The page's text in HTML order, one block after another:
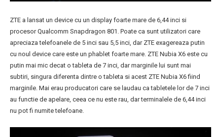
ZTE a lansat un device cu un display foarte mare de 6,44 inci si
procesor Qualcomm Snapdragon 801. Poate ca sunt utilizatori care
apreciaza telefoanele de 5 inci sau 5,5 inci, dar ZTE exagereaza putin
cu noul device care este un phablet foarte mare. ZTE Nubia X6 este cu
putin mai mic decat o tableta de 7 inci, dar marginile lui sunt mai
subtiri, singura diferenta dintre o tableta si acest ZTE Nubia X6 fiind
marginile. Mai erau producatori care se laudau ca tabletele lor de 7 inci
au functie de apelare, ceea ce nu este rau, dar terminalele de 6,44 inci
nu pot fi numite telefoane.